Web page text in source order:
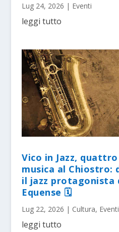
Lug 24, 2026 | Eventi
leggi tutto
Vico in Jazz,
musica al Chiostro:
il jazz protagonista
Equense 🗓
Lug 22, 2026 | Cultura, Eventi
leggi tutto